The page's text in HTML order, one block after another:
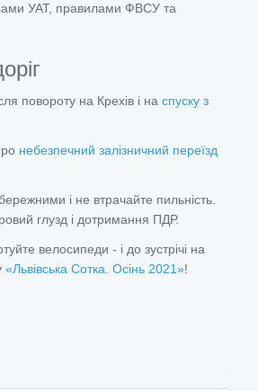
УАТ, правилами ФВСУ та
повороту на Крехів і на спуску з
небезпечний залізничний переїзд
і не втрачайте пильність.
глузд і дотримання ПДР.
велосипеди - і до зустрічі на
«Львівська Сотка. Осінь 2021»!